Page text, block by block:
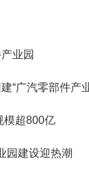
业园
“广汽零部件产
模超800亿
园建设迎热潮